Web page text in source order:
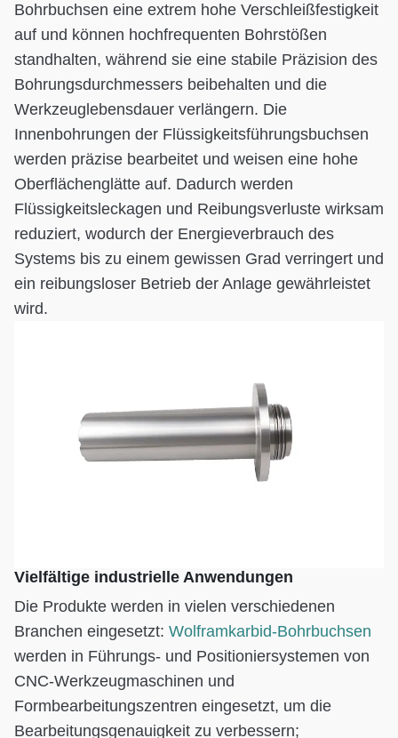
Bohrbuchsen eine extrem hohe Verschleißfestigkeit
auf und können hochfrequenten Bohrstößen
standhalten, während sie eine stabile Präzision des
Bohrungsdurchmessers beibehalten und die
Werkzeuglebensdauer verlängern. Die
Innenbohrungen der Flüssigkeitsführungsbuchsen
werden präzise bearbeitet und weisen eine hohe
Oberflächenglätte auf. Dadurch werden
Flüssigkeitsleckagen und Reibungsverluste wirksam
reduziert, wodurch der Energieverbrauch des
Systems bis zu einem gewissen Grad verringert und
ein reibungsloser Betrieb der Anlage gewährleistet
wird.
Vielfältige industrielle Anwendungen
Die Produkte werden in vielen verschiedenen
Branchen eingesetzt: Wolframkarbid-Bohrbuchsen
werden in Führungs- und Positioniersystemen von
CNC-Werkzeugmaschinen und
Formbearbeitungszentren eingesetzt, um die
Bearbeitungsgenauigkeit zu verbessern;